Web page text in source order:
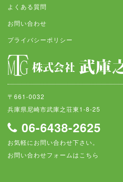
よくある質問
お問い合わせ
プライバシーポリシー
〒661-0032
兵庫県尼崎市武庫之荘東1-8-25
06-6438-2625
お気軽にお問い合わせ下さい。
お問い合わせフォームはこちら